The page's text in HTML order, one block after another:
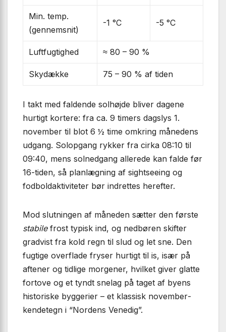
Min. temp.
(gennemsnit)
-1 °C -5 °C
Luftfugtighed ≈ 80 – 90 %
Sky­dække 75 – 90 % af tiden
I takt med faldende solhøjde bliver dagene
hurtigt kortere: fra ca. 9 timers dagslys 1.
november til blot 6 ½ time omkring månedens
udgang. Solopgang rykker fra cirka 08:10 til
09:40, mens solnedgang allerede kan falde før
16-tiden, så planlægning af sightseeing og
fodboldaktiviteter bør indrettes herefter.
Mod slutningen af måneden sætter den første
stabilefrost typisk ind, og nedbøren skifter
gradvist fra kold regn til slud og let sne. Den
fugtige overflade fryser hurtigt til is, især på
aftener og tidlige morgener, hvilket giver glatte
fortove og et tyndt snelag på taget af byens
historiske byggerier – et klassisk november­
kendetegn i “Nordens Venedig”.